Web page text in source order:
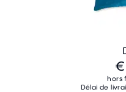
hors
Délai de